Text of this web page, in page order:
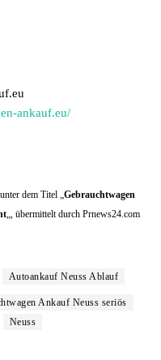
ankauf.eu/
dem Titel „Gebrauchtwagen
„, übermittelt durch Prnews24.com
Autoankauf Neuss Ablauf
Ankauf Neuss seriös
Neuss